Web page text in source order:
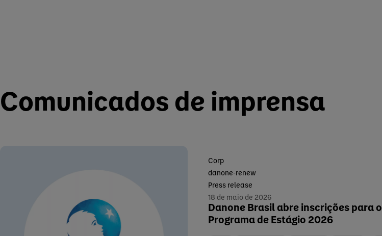
Comunicados de imprensa
Corp
danone-renew
Press release
18 de maio de 2026
Danone Brasil abre inscrições para o
Programa de Estágio 2026